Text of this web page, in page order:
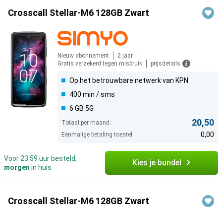
Crosscall Stellar-M6 128GB Zwart
Nieuw abonnement
2 jaar
Gratis verzekerd tegen misbruik
prijsdetails
Op het betrouwbare netwerk van KPN
400 min / sms
6 GB 5G
Totaal per maand: 20,50
Eenmalige betaling toestel: 0,00
Voor 23:59 uur besteld,
morgen in huis Kies je bundel
Crosscall Stellar-M6 128GB Zwart